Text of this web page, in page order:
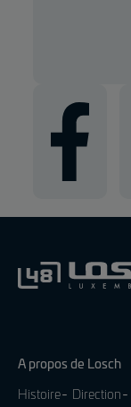
A propos de Losch
Histoire Direction